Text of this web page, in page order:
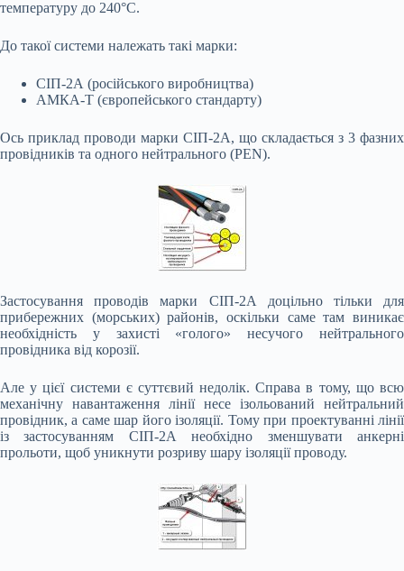
температуру до 240°С.
До такої системи належать такі марки:
СІП-2А (російського виробництва)
АМКА-Т (європейського стандарту)
Ось приклад проводи марки СІП-2А, що складається з 3 фазних
провідників та одного нейтрального (PEN).
Застосування проводів марки СІП-2А доцільно тільки для
прибережних (морських) районів, оскільки саме там виникає
необхідність у захисті «голого» несучого нейтрального
провідника від корозії.
Але у цієї системи є суттєвий недолік. Справа в тому, що всю
механічну навантаження лінії несе ізольований нейтральний
провідник, а саме шар його ізоляції. Тому при проектуванні лінії
із застосуванням СІП-2А необхідно зменшувати анкерні
прольоти, щоб уникнути розриву шару ізоляції проводу.